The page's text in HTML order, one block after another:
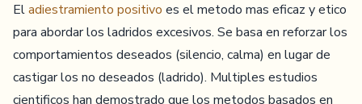
Eladiestramiento positivo es el metodo mas eficaz y etico
para abordar los ladridos excesivos. Se basa en reforzar los
comportamientos deseados (silencio, calma) en lugar de
castigar los no deseados (ladrido). Multiples estudios
cientificos han demostrado que los metodos basados en